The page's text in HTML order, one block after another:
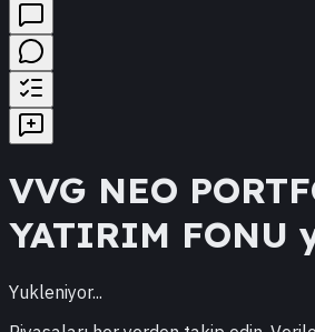
VVG NEO
YATIRIM FONU
Yukleniyor...